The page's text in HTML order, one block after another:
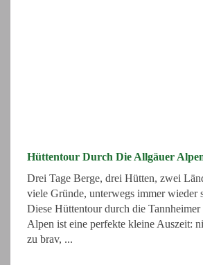
Hüttentour Durch Die Allgäuer
Drei Tage Berge, drei Hütten, zwei
viele Gründe, unterwegs immer wieder
Diese Hüttentour durch die
Alpen ist eine perfekte kleine Auszeit:
zu brav, ...